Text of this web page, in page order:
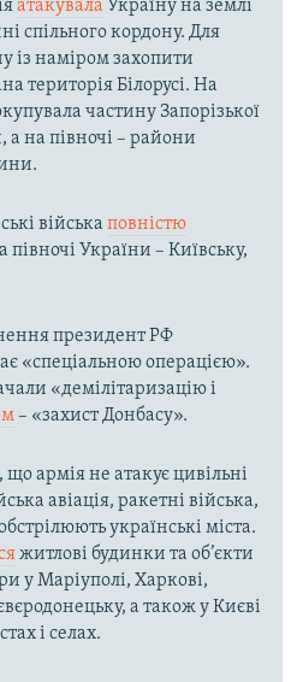
атакувала Україну на землі
спільного кордону. Для
із наміром захопити
територія Білорусі. На
частину Запорізької
а на півночі – райони
війська повністю
півночі України – Київську,
президент РФ
«спеціальною операцією».
«демілітаризацію і
– «захист Донбасу».
що армія не атакує цивільні
авіація, ракетні війська,
українські міста.
житлові будинки та об’єкти
у Маріуполі, Харкові,
а також у Києві
і селах.